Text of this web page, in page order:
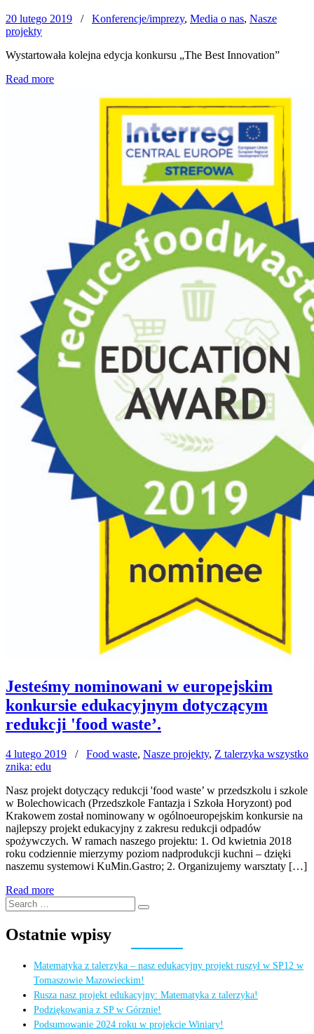
20 lutego 2019 / Konferencje/imprezy, Media o nas, Nasze
projekty
Wystartowała kolejna edycja konkursu „The Best Innovation”
Read more
Jesteśmy nominowani w europejskim
konkursie edukacyjnym dotyczącym
redukcji 'food waste’.
4 lutego 2019 / Food waste, Nasze projekty, Z talerzyka wszystko
znika: edu
Nasz projekt dotyczący redukcji 'food waste’ w przedszkolu i szkole
w Bolechowicach (Przedszkole Fantazja i Szkoła Horyzont) pod
Krakowem został nominowany w ogólnoeuropejskim konkursie na
najlepszy projekt edukacyjny z zakresu redukcji odpadów
spożywczych. W ramach naszego projektu: 1. Od kwietnia 2018
roku codziennie mierzymy poziom nadprodukcji kuchni – dzięki
naszemu systemowi KuMin.Gastro; 2. Organizujemy warsztaty […]
Read more
Search
for:
Search
Ostatnie wpisy
Matematyka z talerzyka – nasz edukacyjny projekt ruszył w SP12 w
Tomaszowie Mazowieckim!
Rusza nasz projekt edukacyjny: Matematyka z talerzyka!
Podziękowania z SP w Górznie!
Podsumowanie 2024 roku w projekcie Winiary!